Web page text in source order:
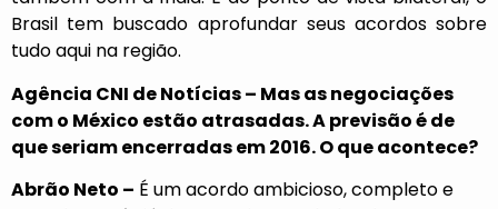
Brasil tem buscado aprofundar seus acordos sobre
tudo aqui na região.
Agência CNI de Notícias – Mas asnegociações
com o México estão atrasadas. A previsão é de
que seriam encerradas em 2016. O que acontece?
Abrão Neto – É um acordo ambicioso, completo e